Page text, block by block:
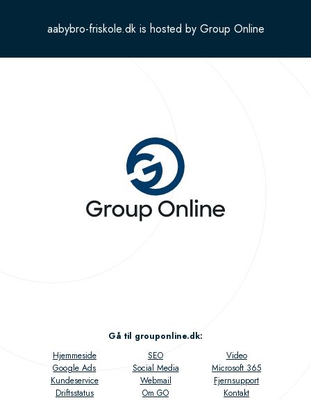
aabybro-friskole.dk is hosted by Group Online
Gå til grouponline.dk:
Hjemmeside
SEO
Video
Google Ads
Social Media
Microsoft 365
Kundeservice
Webmail
Fjernsupport
Driftsstatus
Om GO Kontakt